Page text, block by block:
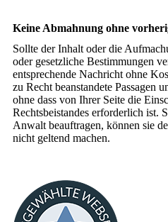
Keine Abmahnung ohne
Sollte der Inhalt oder die
oder gesetzliche Bestimmungen
entsprechende Nachricht ohne
zu Recht beanstandete Passagen
ohne dass von Ihrer Seite die
Rechtsbeistandes erforderlich ist.
Anwalt beauftragen, können sie
nicht geltend machen.